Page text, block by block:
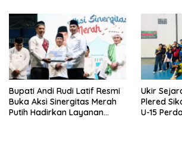
Bupati Andi Rudi Latif Resmi
Buka Aksi Sinergitas Merah
Putih Hadirkan Layanan
Ukir
Plered
U-15